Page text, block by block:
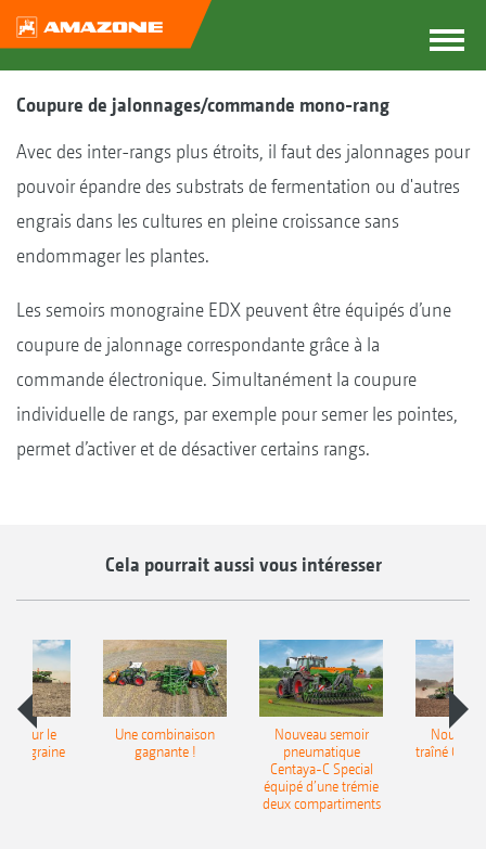
Coupure de jalonnages/commande mono-rang
Avec des inter-rangs plus étroits, il faut des jalonnages pour
pouvoir épandre des substrats de fermentation ou d'autres
engrais dans les cultures en pleine croissance sans
endommager les plantes.
Les semoirs monograine EDX peuvent être équipés d’une
coupure de jalonnage correspondante grâce à la
commande électronique. Simultanément la coupure
individuelle de rangs, par exemple pour semer les pointes,
permet d’activer et de désactiver certains rangs.
Cela pourrait aussi vous intéresser
pour le
Une combinaison
gagnante !
Nouveau semoir
pneumatique
Centaya-C Special
équipé d’une trémie
deux compartiments
traîné